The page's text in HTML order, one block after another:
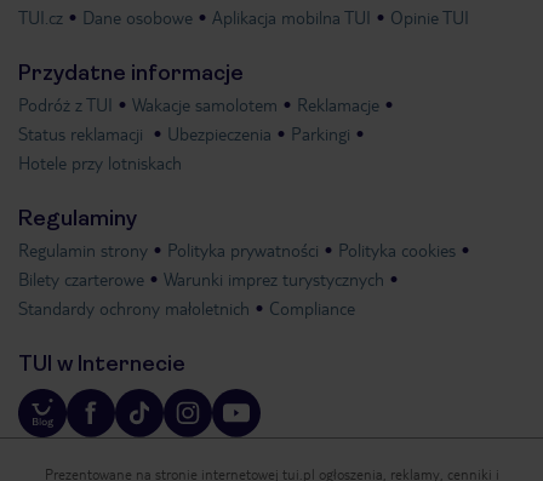
TUI.cz
Dane osobowe Aplikacja mobilna TUI Opinie TUI
Przydatne informacje
Podróż z TUI Wakacje samolotem
Reklamacje
Status reklamacji
Ubezpieczenia
Parkingi
Hotele przy lotniskach
Regulaminy
Regulamin strony Polityka prywatności
Polityka cookies
Bilety czarterowe
Warunki imprez turystycznych
Standardy ochrony małoletnich
Compliance
TUI w Internecie
Prezentowane na stronie internetowej tui.pl ogłoszenia, reklamy, cenniki i